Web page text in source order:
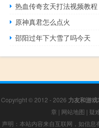
热血传奇玄天打法视频教程
原神真君怎么点火
邵阳过年下大雪了吗今天
Copyright © 2012 - 2026 力友和游
章 | 网站地图 | 疑
声明：本站内容来自互联网，如信